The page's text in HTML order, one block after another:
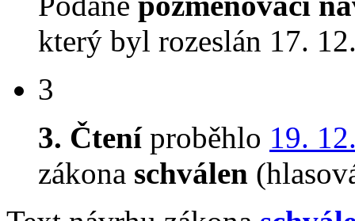
který byl rozeslán 17.
3
3. Čteníproběhlo 19.
zákona schválen